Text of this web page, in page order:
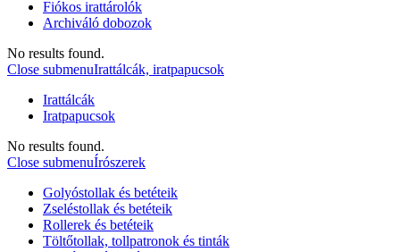
Fiókos irattárolók
Archiváló dobozok
No results found.
Close submenuIrattálcák, iratpapucsok
Irattálcák
Iratpapucsok
No results found.
Close submenuÍrószerek
Golyóstollak és betéteik
Zseléstollak és betéteik
Rollerek és betéteik
Töltőtollak, tollpatronok és tinták